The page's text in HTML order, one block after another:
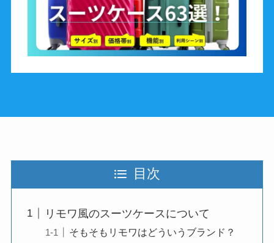
目次
リモワ風のスーツケースについて
そもそもリモワはどういうブランド？